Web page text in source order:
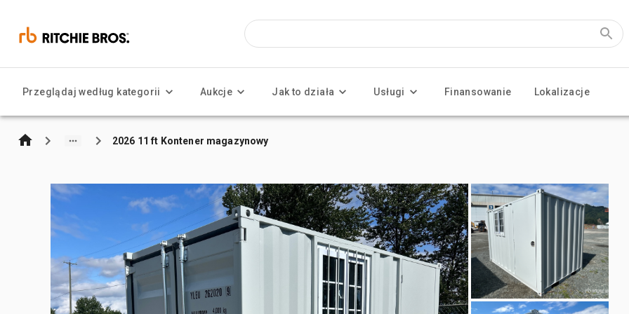
Przeglądaj według kategorii Aukcje Jak to działa Usługi Finansowanie Lokalizacje
2026 11 ft Kontener magazynowy